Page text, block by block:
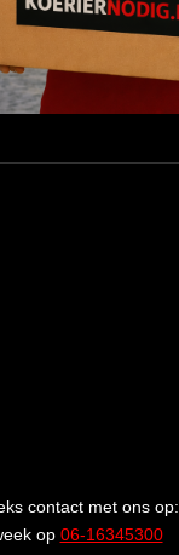
contact met ons op:
op 06-16345300